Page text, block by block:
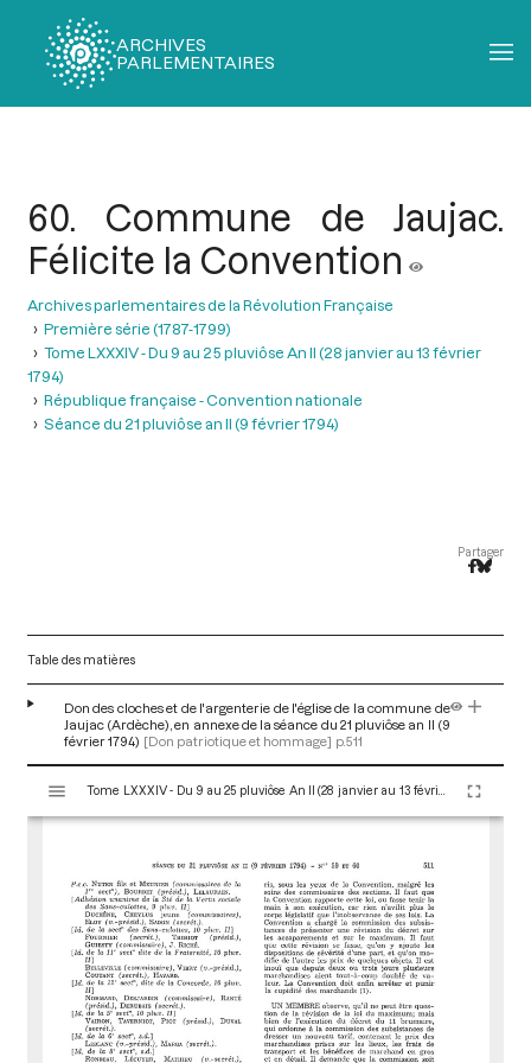
ARCHIVES
PARLEMENTAIRES
60. Commune de Jaujac.
Félicite la Convention
Archives parlementaires de la Révolution Française
Première série (1787-1799)
Tome LXXXIV - Du 9 au 25 pluviôse An II (28 janvier au 13 février
1794)
République française - Convention nationale
Séance du 21 pluviôse an II (9 février 1794)
Partager
Table des matières
Don des cloches et de l'argenterie de l'église de la commune de
Jaujac (Ardèche), en annexe de la séance du 21 pluviôse an II (9
février 1794) [Don patriotique et hommage] p.511
s